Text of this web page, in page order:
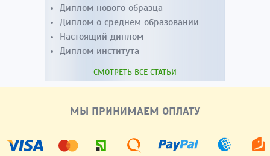
Диплом нового образца
Диплом о среднем образовании
Настоящий диплом
Диплом института
СМОТРЕТЬ ВСЕ СТАТЬИ
МЫ ПРИНИМАЕМ ОПЛАТУ